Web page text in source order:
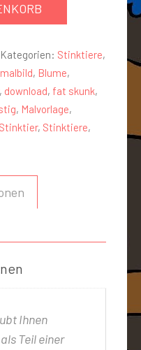
Kategorien: Stinktiere,
, Blume,
, download, fat skunk,
, Malvorlage,
Stinktier, Stinktiere,
Ihnen
Teil einer